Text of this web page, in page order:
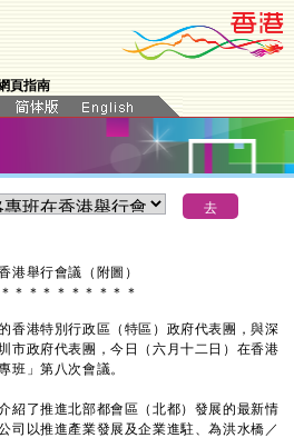
頁指南
港舉行會議（附圖）
＊ ＊ ＊ ＊ ＊ ＊ ＊ ＊ ＊ ＊
港特別行政區（特區）政府代表團，與深
市政府代表團，今日（六月十二日）在香港
班」第八次會議。
了推進北部都會區（北都）發展的最新情
司以推進產業發展及企業進駐、為洪水橋／